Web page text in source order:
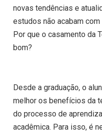
novas tendências e
estudos não acabam
Por que o casamento da
bom?
Desde a graduação, o
melhor os benefícios da
do processo de
acadêmica. Para isso, é